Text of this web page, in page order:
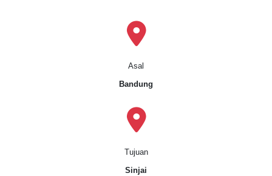
Asal
Bandung
Tujuan
Sinjai